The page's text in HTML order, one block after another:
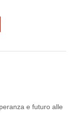
e futuro alle